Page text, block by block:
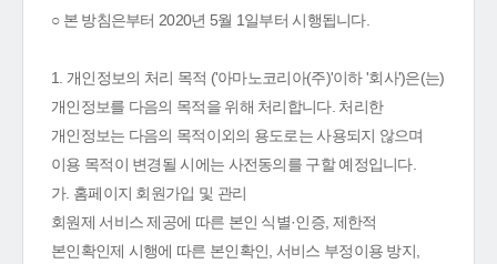
○ 본 방침은부터 2020년 5월 1일부터 시행됩니다.
1. 개인정보의 처리 목적 ('아마노코리아(주)'이하 '회사')은(는)
개인정보를 다음의 목적을 위해 처리합니다. 처리한
개인정보는 다음의 목적이외의 용도로는 사용되지 않으며
이용 목적이 변경될 시에는 사전동의를 구할 예정입니다.
가. 홈페이지 회원가입 및 관리
회원제 서비스 제공에 따른 본인 식별·인증, 제한적
본인확인제 시행에 따른 본인확인, 서비스 부정이용 방지,